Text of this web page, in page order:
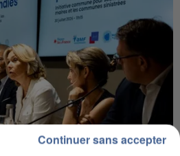
Continuer sans accepter